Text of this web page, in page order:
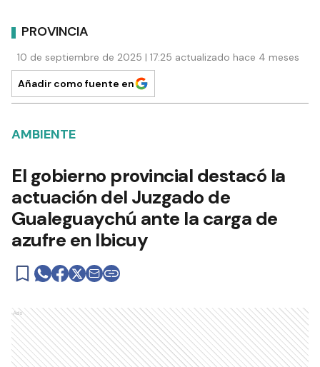
PROVINCIA
10 de septiembre de 2025 | 17:25 actualizado hace 4 meses
Añadir como fuente en
AMBIENTE
El gobierno provincial destacó la
actuación del Juzgado de
Gualeguaychú ante la carga de
azufre en Ibicuy
Ads